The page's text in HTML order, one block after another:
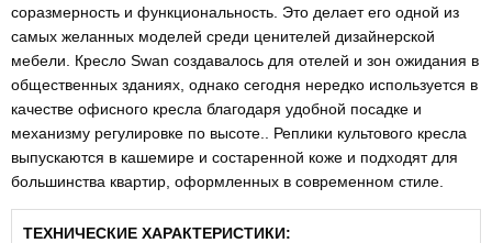
соразмерность и функциональность. Это делает его одной из
самых желанных моделей среди ценителей дизайнерской
мебели. Кресло Swan создавалось для отелей и зон ожидания в
общественных зданиях, однако сегодня нередко используется в
качестве офисного кресла благодаря удобной посадке и
механизму регулировке по высоте.. Реплики культового кресла
выпускаются в кашемире и состаренной коже и подходят для
большинства квартир, оформленных в современном стиле.
ТЕХНИЧЕСКИЕ ХАРАКТЕРИСТИКИ: